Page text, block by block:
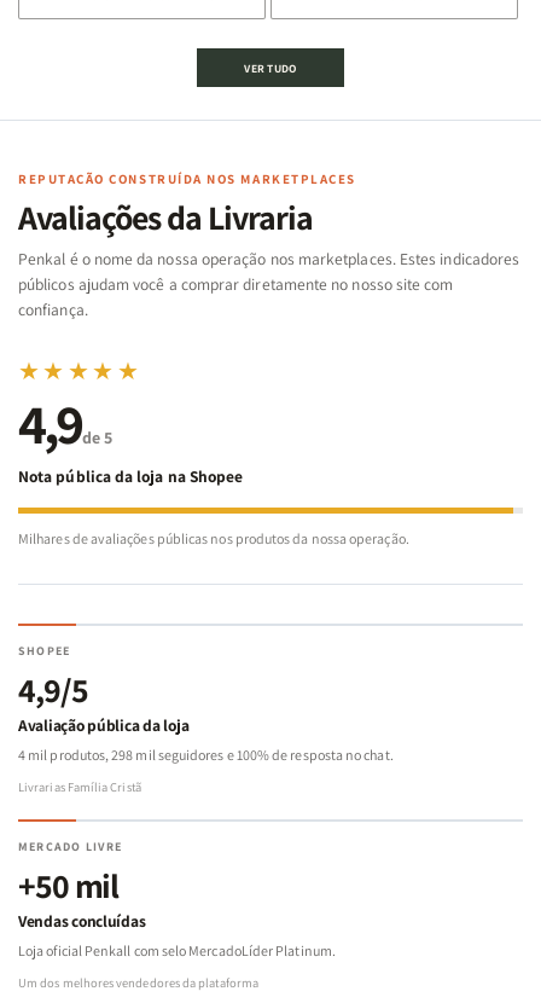
de
Cartas
Famílias
Bíblia
-
Penkal
de
Jogo
Cartas
Famílias
da
Bíblia
-
Penkal
de
Jogo
|
de
de
|
VER TUDO
REPUTAÇÃO CONSTRUÍDA NOS MARKETPLACES
Avaliações da Livraria
Penkal é o nome da nossa operação nos marketplaces. Estes indicadores
públicos ajudam você a comprar diretamente no nosso site com
confiança.
★★★★★
4,9de 5
Nota pública da loja na Shopee
Milhares de avaliações públicas nos produtos da nossa operação.
SHOPEE
4,9/5
Avaliação pública da loja
4 mil produtos, 298 mil seguidores e 100% de resposta no chat.
Livrarias Família Cristã
MERCADO LIVRE
+50 mil
Vendas concluídas
Loja oficial Penkall com selo MercadoLíder Platinum.
Um dos melhores vendedores da plataforma